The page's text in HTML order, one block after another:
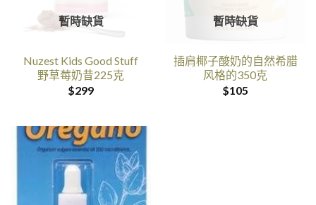
暫時缺貨
Nuzest Kids Good Stuff
野草莓奶昔225克
$299
暫時缺貨
插肩椰子酸奶的自然希腊
风格的350克
$105